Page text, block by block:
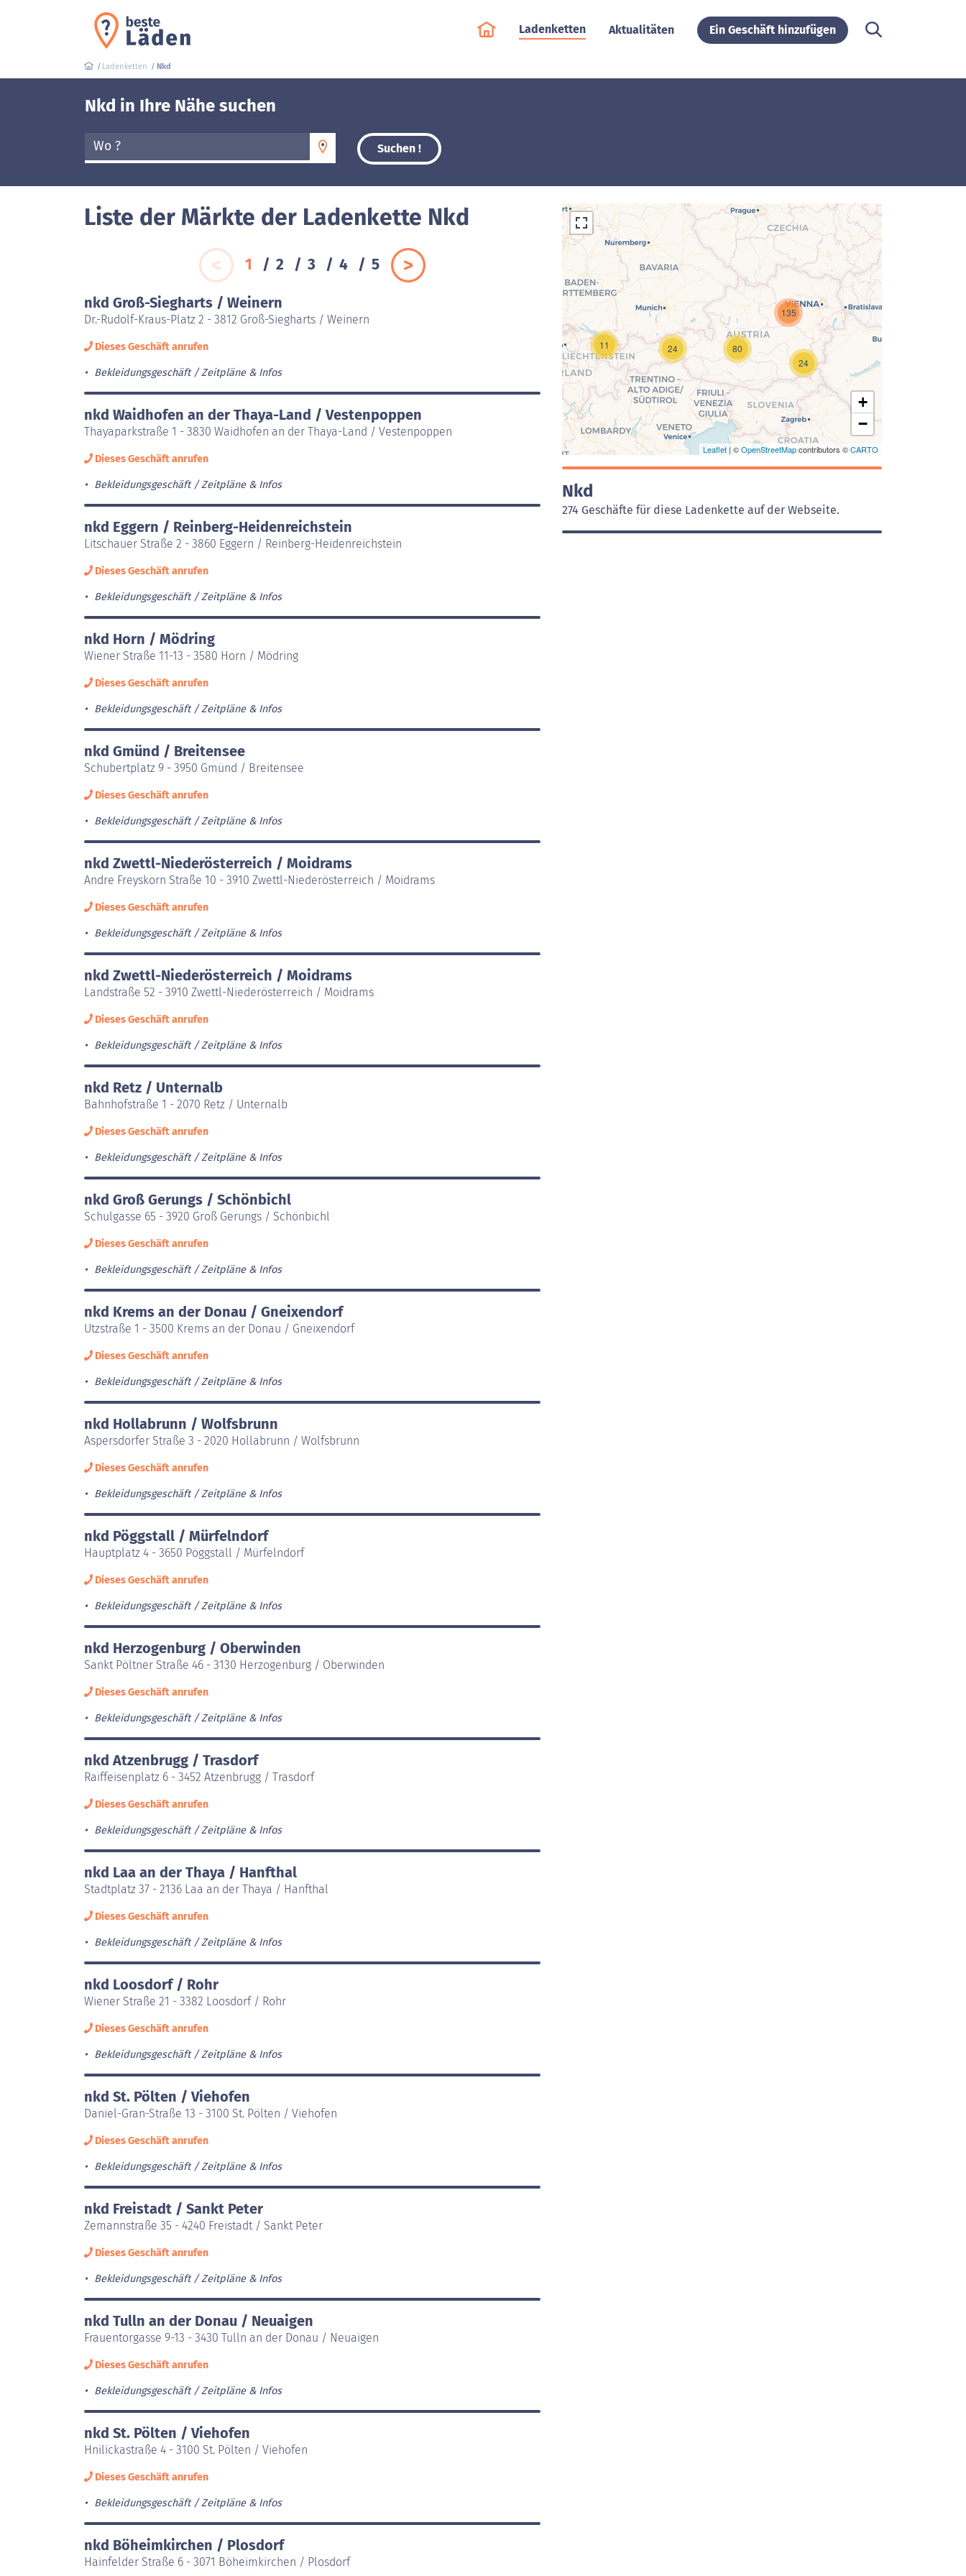
Ladenketten Aktualitäten Ein Geschäft hinzufügen
Ladenketten Nkd
Nkd in Ihre Nähe suchen
Wo ? Suchen !
Liste der Märkte der Ladenkette Nkd
1 2 3 4 5
nkd Groß-Siegharts / Weinern
Dr.-Rudolf-Kraus-Platz 2 - 3812 Groß-Siegharts / Weinern
Dieses Geschäft anrufen
Bekleidungsgeschäft Zeitpläne & Infos
nkd Waidhofen an der Thaya-Land / Vestenpoppen
Thayaparkstraße 1 - 3830 Waidhofen an der Thaya-Land / Vestenpoppen
Dieses Geschäft anrufen
Bekleidungsgeschäft Zeitpläne & Infos
nkd Eggern / Reinberg-Heidenreichstein
Litschauer Straße 2 - 3860 Eggern / Reinberg-Heidenreichstein
Dieses Geschäft anrufen
Bekleidungsgeschäft Zeitpläne & Infos
nkd Horn / Mödring
Wiener Straße 11-13 - 3580 Horn / Mödring
Dieses Geschäft anrufen
Bekleidungsgeschäft Zeitpläne & Infos
nkd Gmünd / Breitensee
Schubertplatz 9 - 3950 Gmünd / Breitensee
Dieses Geschäft anrufen
Bekleidungsgeschäft Zeitpläne & Infos
nkd Zwettl-Niederösterreich / Moidrams
Andre Freyskorn Straße 10 - 3910 Zwettl-Niederösterreich / Moidrams
Dieses Geschäft anrufen
Bekleidungsgeschäft Zeitpläne & Infos
nkd Zwettl-Niederösterreich / Moidrams
Landstraße 52 - 3910 Zwettl-Niederösterreich / Moidrams
Dieses Geschäft anrufen
Bekleidungsgeschäft Zeitpläne & Infos
nkd Retz / Unternalb
Bahnhofstraße 1 - 2070 Retz / Unternalb
Dieses Geschäft anrufen
Bekleidungsgeschäft Zeitpläne & Infos
nkd Groß Gerungs / Schönbichl
Schulgasse 65 - 3920 Groß Gerungs / Schönbichl
Dieses Geschäft anrufen
Bekleidungsgeschäft Zeitpläne & Infos
nkd Krems an der Donau / Gneixendorf
Utzstraße 1 - 3500 Krems an der Donau / Gneixendorf
Dieses Geschäft anrufen
Bekleidungsgeschäft Zeitpläne & Infos
nkd Hollabrunn / Wolfsbrunn
Aspersdorfer Straße 3 - 2020 Hollabrunn / Wolfsbrunn
Dieses Geschäft anrufen
Bekleidungsgeschäft Zeitpläne & Infos
nkd Pöggstall / Mürfelndorf
Hauptplatz 4 - 3650 Pöggstall / Mürfelndorf
Dieses Geschäft anrufen
Bekleidungsgeschäft Zeitpläne & Infos
nkd Herzogenburg / Oberwinden
Sankt Pöltner Straße 46 - 3130 Herzogenburg / Oberwinden
Dieses Geschäft anrufen
Bekleidungsgeschäft Zeitpläne & Infos
nkd Atzenbrugg / Trasdorf
Raiffeisenplatz 6 - 3452 Atzenbrugg / Trasdorf
Dieses Geschäft anrufen
Bekleidungsgeschäft Zeitpläne & Infos
nkd Laa an der Thaya / Hanfthal
Stadtplatz 37 - 2136 Laa an der Thaya / Hanfthal
Dieses Geschäft anrufen
Bekleidungsgeschäft Zeitpläne & Infos
nkd Loosdorf / Rohr
Wiener Straße 21 - 3382 Loosdorf / Rohr
Dieses Geschäft anrufen
Bekleidungsgeschäft Zeitpläne & Infos
nkd St. Pölten / Viehofen
Daniel-Gran-Straße 13 - 3100 St. Pölten / Viehofen
Dieses Geschäft anrufen
Bekleidungsgeschäft Zeitpläne & Infos
nkd Freistadt / Sankt Peter
Zemannstraße 35 - 4240 Freistadt / Sankt Peter
Dieses Geschäft anrufen
Bekleidungsgeschäft Zeitpläne & Infos
nkd Tulln an der Donau / Neuaigen
Frauentorgasse 9-13 - 3430 Tulln an der Donau / Neuaigen
Dieses Geschäft anrufen
Bekleidungsgeschäft Zeitpläne & Infos
nkd St. Pölten / Viehofen
Hnilickastraße 4 - 3100 St. Pölten / Viehofen
Dieses Geschäft anrufen
Bekleidungsgeschäft Zeitpläne & Infos
nkd Böheimkirchen / Plosdorf
Hainfelder Straße 6 - 3071 Böheimkirchen / Plosdorf
Laden der Karte...
11
24
24
80
135
+
−
Leaflet | ©OpenStreetMapcontributors ©CARTO
Nkd
274 Geschäfte für diese Ladenkette auf der Webseite.